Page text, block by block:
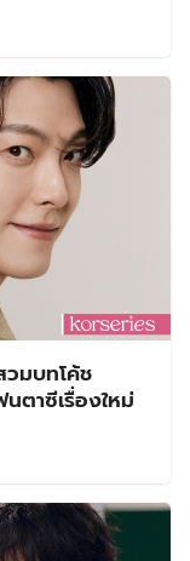
วมบทโค้ช
ตาซีเรื่องใหม่